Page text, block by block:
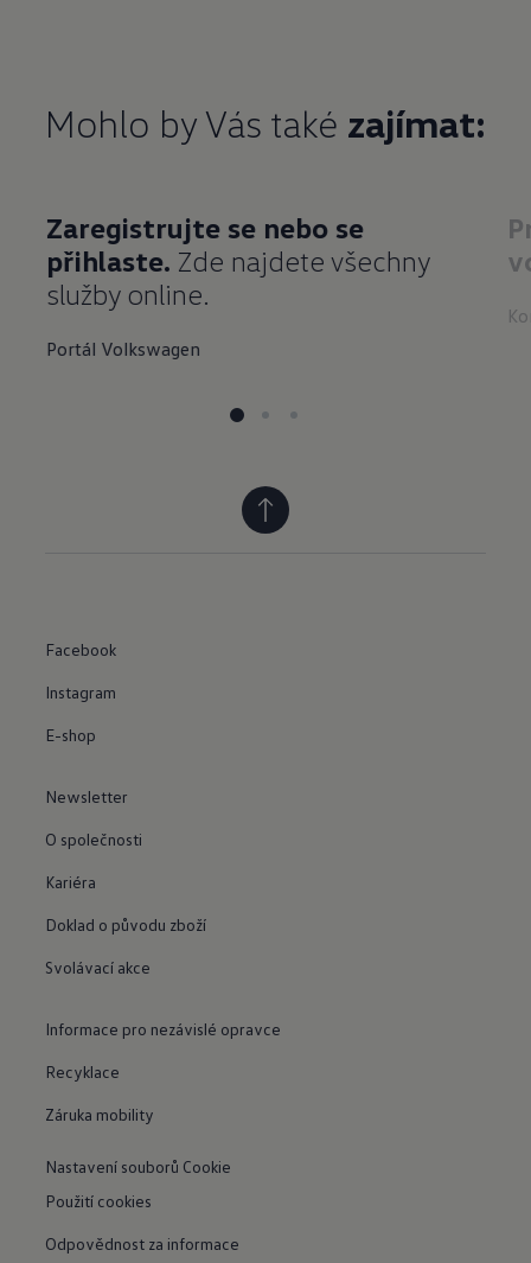
Mohlo by Vás také zajímat:
Zaregistrujte se nebo se
přihlaste. Zde najdete všechny
služby online.
Portál Volkswagen
Facebook
Instagram
E-shop
Newsletter
O společnosti
Kariéra
Doklad o původu zboží
Svolávací akce
Informace pro nezávislé opravce
Recyklace
Záruka mobility
Nastavení souborů Cookie
Použití cookies
Odpovědnost za informace